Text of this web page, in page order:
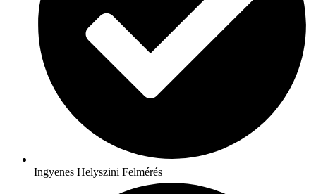
Ingyenes Helyszini Felmérés